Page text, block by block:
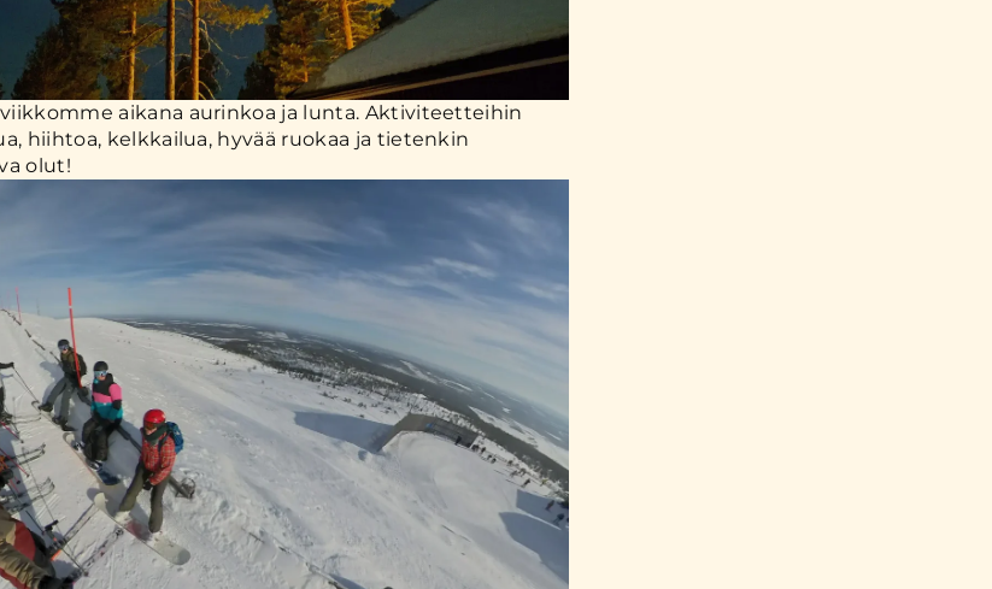
aikana aurinkoa ja lunta. Aktiviteetteihin
hiihtoa, kelkkailua, hyvää ruokaa ja tietenkin
olut!